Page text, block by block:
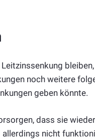
noch weitere
geben könnte.
dass sie
nicht